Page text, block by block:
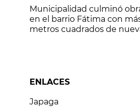
Municipalidad culminó
en el barrio Fátima con
metros cuadrados de
ENLACES
Japaga